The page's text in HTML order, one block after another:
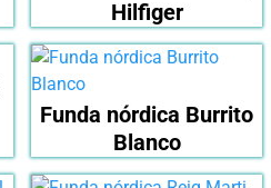
Hilfiger
Funda nórdica Burrito
Blanco